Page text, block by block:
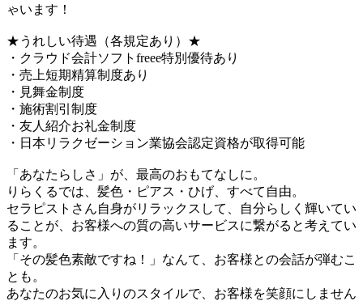
ゃいます！
★うれしい待遇（各規定あり）★
・クラウド会計ソフトfreee特別優待あり
・売上短期精算制度あり
・見舞金制度
・施術割引制度
・友人紹介お礼金制度
・日本リラクゼーション業協会認定資格が取得可能
「あなたらしさ」が、最高のおもてなしに。
りらくるでは、髪色・ピアス・ひげ、すべて自由。
セラピストさん自身がリラックスして、自分らしく輝いてい
ることが、お客様への質の高いサービスに繋がると考えてい
ます。
「その髪色素敵ですね！」なんて、お客様との会話が弾むこ
とも。
あなたのお気に入りのスタイルで、お客様を笑顔にしません